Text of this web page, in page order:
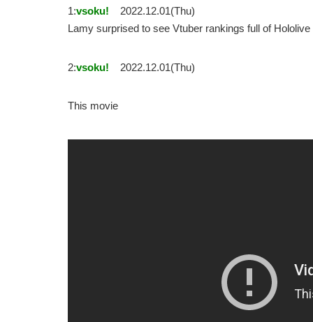
1:vsoku!
2022.12.01(Thu)
Lamy surprised to see Vtuber rankings full of
2:vsoku! 2022.12.01(Thu)
This movie